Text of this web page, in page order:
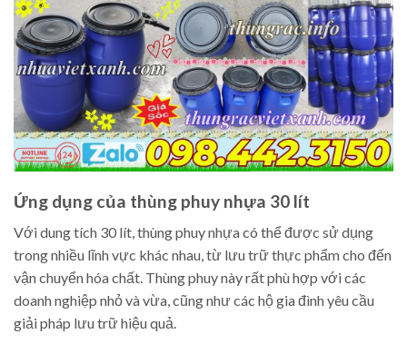
Ứng dụng của thùng phuy nhựa 30 lít
Với dung tích 30 lít, thùng phuy nhựa có thể được sử dụng
trong nhiều lĩnh vực khác nhau, từ lưu trữ thực phẩm cho đến
vận chuyển hóa chất. Thùng phuy này rất phù hợp với các
doanh nghiệp nhỏ và vừa, cũng như các hộ gia đình yêu cầu
giải pháp lưu trữ hiệu quả.